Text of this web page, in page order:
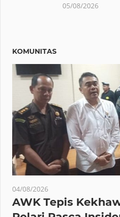
05/08/2026
KOMUNITAS
04/08/2026
AWK Tepis